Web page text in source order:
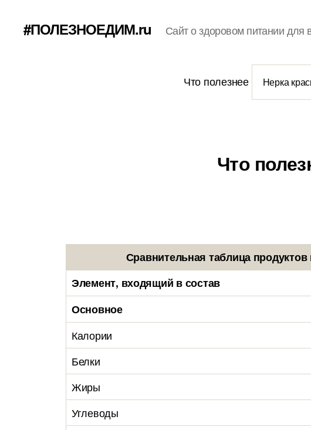
#ПОЛЕЗНОЕДИМ.ru Сайт о здоровом питании для
Что полезнее
Что
Сравнительная таблица
Элемент, входящий в состав
Основное
Калории
Белки
Жиры
Углеводы